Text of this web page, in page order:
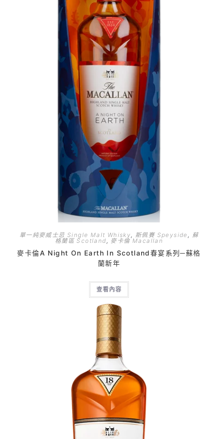
單一純麥威士忌 Single Malt Whisky, 斯佩賽 Speyside , 蘇
格蘭區 Scotland , 麥卡倫 Macallan
麥卡倫A Night On Earth In Scotland春宴系列─蘇格
蘭新年
查看內容